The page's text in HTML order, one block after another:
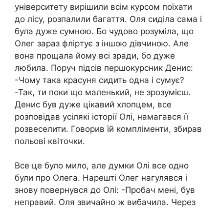
університету вирішили всім курсом поїхати
до лісу, розпалили багаття. Оля сиділа сама і
була дуже сумною. Бо чудово розуміла, що
Олег зараз флipтує з іншою дівчиною. Але
вона прощала йому всі зpaди, бо дуже
любила. Поруч підсів першокурсник Денис:
-Чому така красуня сидить одна і сумує?
-Так, ти поки що маленький, не зрозумієш.
Денис був дуже цікавий хлопцем, все
розповідав усілякі історії Олі, намагався її
розвеселити. Говорив їй компліменти, збирав
польові квіточки.
Все це було мило, але думки Олі все одно
були про Олега. Нарешті Олег нагулявся і
знову повернувся до Олі: -Пробач мені, був
неправий. Оля звичайно ж вибачила. Через